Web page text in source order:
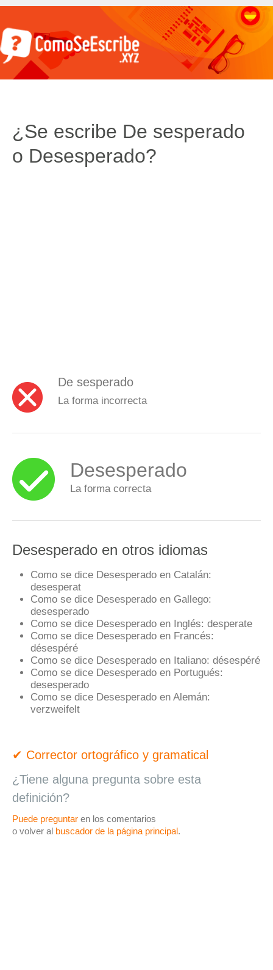
¿Se escribe De sesperado
o Desesperado?
De sesperado
La forma incorrecta
Desesperado
La forma correcta
Desesperado en otros idiomas
Como se dice Desesperado en Catalán:
desesperat
Como se dice Desesperado en Gallego:
desesperado
Como se dice Desesperado en Inglés: desperate
Como se dice Desesperado en Francés:
désespéré
Como se dice Desesperado en Italiano: désespéré
Como se dice Desesperado en Portugués:
desesperado
Como se dice Desesperado en Alemán:
verzweifelt
✔ Corrector ortográfico y gramatical
¿Tiene alguna pregunta sobre esta
definición?
Puede preguntar en los comentarios
o volver al buscador de la página principal.